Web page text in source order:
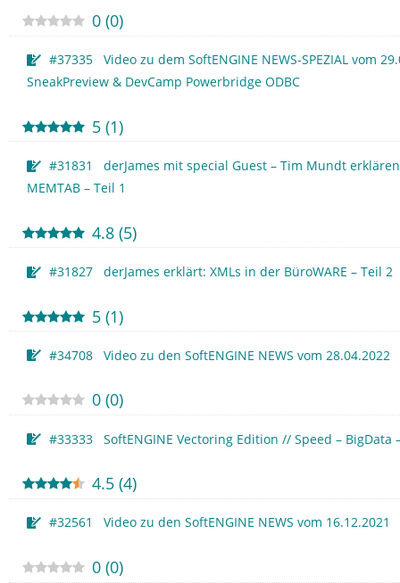
0 (0)
#37335 Video zu dem SoftENGINE NEWS-SPEZIAL vom
SneakPreview & DevCamp Powerbridge ODBC
5 (1)
#31831 derJames mit special Guest – Tim Mundt
MEMTAB – Teil 1
4.8 (5)
#31827 derJames erklärt: XMLs in der BüroWARE – Teil 2
5 (1)
#34708 Video zu den SoftENGINE NEWS vom 28.04.2022
0 (0)
#33333 SoftENGINE Vectoring Edition // Speed – BigData
4.5 (4)
#32561 Video zu den SoftENGINE NEWS vom 16.12.2021
0 (0)